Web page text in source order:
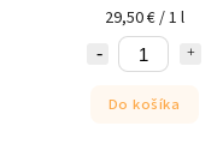
29,50 € / 1 l
Do košíka